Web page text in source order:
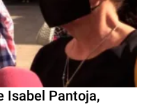
Isabel Pantoja,